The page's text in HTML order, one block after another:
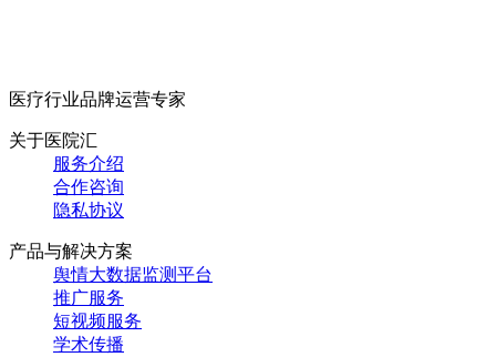
医疗行业品牌运营专家
关于医院汇
服务介绍
合作咨询
隐私协议
产品与解决方案
舆情大数据监测平台
推广服务
短视频服务
学术传播